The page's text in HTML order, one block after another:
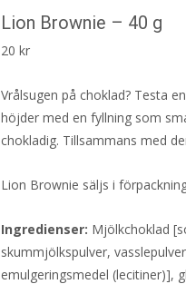
Lion Brownie – 40 g
20 kr
Vrålsugen på choklad? Testa
höjder med en fyllning som
chokladig. Tillsammans med
Lion Brownie säljs i
Ingredienser: Mjölkchoklad
skummjölkspulver,
emulgeringsmedel (lecitiner)],